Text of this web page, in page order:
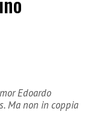
Edoardo
Ma non in coppia